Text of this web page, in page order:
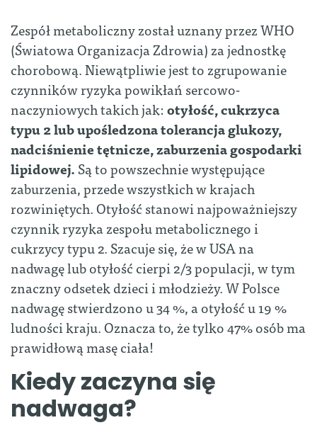
Zespół metaboliczny został uznany przez WHO
(Światowa Organizacja Zdrowia) za jednostkę
chorobową. Niewątpliwie jest to zgrupowanie
czynników ryzyka powikłań sercowo-
naczyniowych takich jak:otyłość, cukrzyca
typu 2 lub upośledzona tolerancja glukozy,
nadciśnienie tętnicze, zaburzenia gospodarki
lipidowej.Są to powszechnie występujące
zaburzenia, przede wszystkich w krajach
rozwiniętych. Otyłość stanowi najpoważniejszy
czynnik ryzyka zespołu metabolicznego i
cukrzycy typu 2. Szacuje się, że w USA na
nadwagę lub otyłość cierpi 2/3 populacji, w tym
znaczny odsetek dzieci i młodzieży. W Polsce
nadwagę stwierdzono u 34 %, a otyłość u 19 %
ludności kraju. Oznacza to, że tylko 47% osób ma
prawidłową masę ciała!
Kiedy zaczyna się
nadwaga?